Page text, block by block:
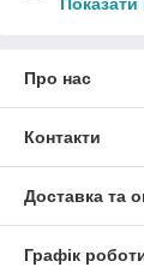
Про нас
Контакти
Доставка та
Графік